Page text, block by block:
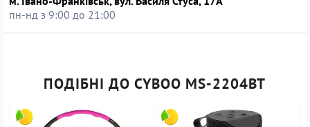
пн-нд з 9:00 до 21:00
ПОДІБНІ ДО CYBOO MS-2204BT